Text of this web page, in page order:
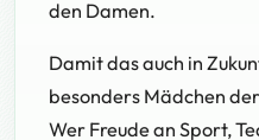
den Damen.
Damit das auch in
besonders Mädchen
Wer Freude an Sport,